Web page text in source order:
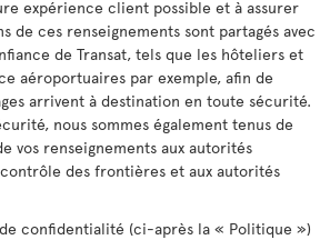
expérience client possible et à assurer
de ces renseignements sont partagés avec
de Transat, tels que les hôteliers et
aéroportuaires par exemple, afin de
arrivent à destination en toute sécurité.
nous sommes également tenus de
vos renseignements aux autorités
des frontières et aux autorités
confidentialité (ci-après la « Politique »)